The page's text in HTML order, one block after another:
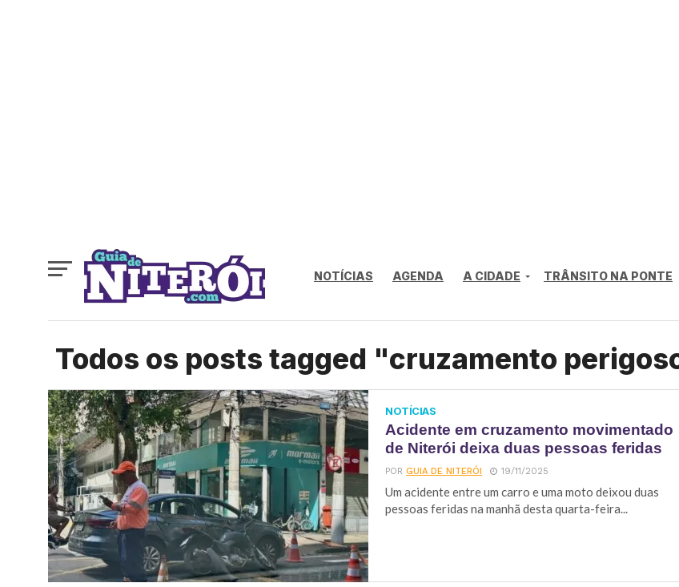
NOTÍCIAS AGENDA A CIDADE TRÂNSITO NA PONTE
Todos os posts tagged "cruzamento
NOTÍCIAS
Acidente em cruzamento movimentado
de Niterói deixa duas pessoas feridas
PORGUIA DE NITERÓI 19/11/2025
Um acidente entre um carro e uma moto deixou duas
pessoas feridas na manhã desta quarta-feira...